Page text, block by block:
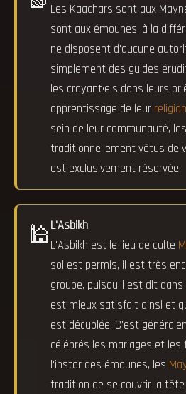
Les Kaachars sont aux
sont aux émounes, à la
ne disposent d'aucune
simplement des guides
les croyant·e·s dans leurs
apprentissage de leur religion
sein de leur communauté,
traditionnellement vêtus de
est exclusivement réservée.
🕌 L'Asbikh
L'Asbikh est le lieu de culte
soi est permis, il est très
groupe, puisqu'il est dit
est mieux satisfait ainsi et
est décuplée. C'est
célébrés les mariages et les
l'instar des émounes, les
tradition de se couvrir la